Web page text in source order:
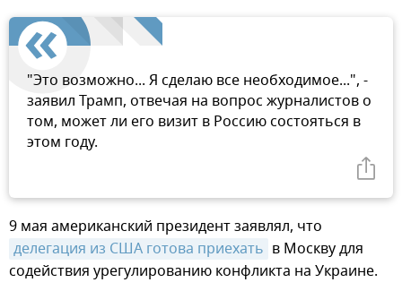
"Это возможно... Я сделаю все необходимое...", -
заявил Трамп, отвечая на вопрос журналистов о
том, может ли его визит в Россию состояться в
этом году.
9 мая американский президент заявлял, что
делегация из США готова приехать в Москву для
содействия урегулированию конфликта на Украине.